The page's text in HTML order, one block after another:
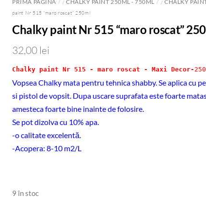
PRIMA PAGINĂ /CHALKY PAINT 250ML - 750ML /CHALKY
paint Nr 515 “maro roscat” 250ml
Chalky paint Nr 515 “maro roscat”
32,00 lei
Chalky paint Nr 515 - maro roscat - Maxi Decor-
Vopsea Chalky mata pentru tehnica shabby. Se aplica cu
si pistol de vopsit. Dupa uscare suprafata este foarte
amesteca foarte bine inainte de folosire.
Se pot dizolva cu 10% apa.
-o calitate excelentă.
-Acopera: 8-10 m2/L
9 în stoc